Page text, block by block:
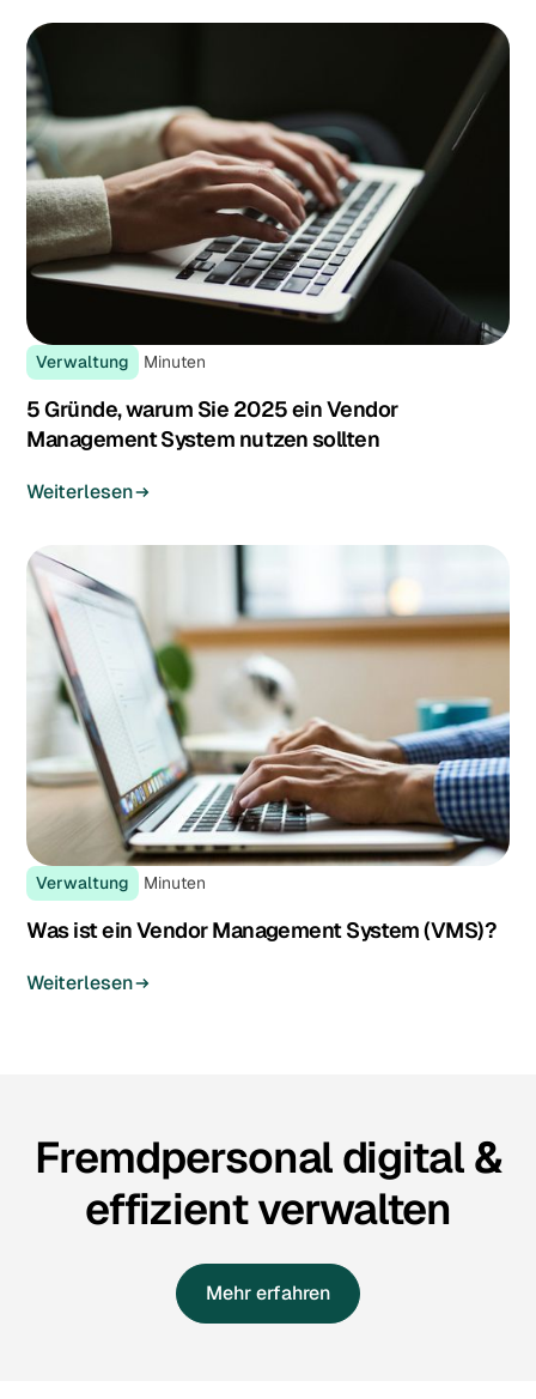
Verwaltung Minuten
5 Gründe, warum Sie 2025 ein Vendor
Management System nutzen sollten
Weiterlesen
Verwaltung Minuten
Was ist ein Vendor Management System (VMS)?
Weiterlesen
Fremdpersonal digital &
effizient verwalten
Mehr erfahren